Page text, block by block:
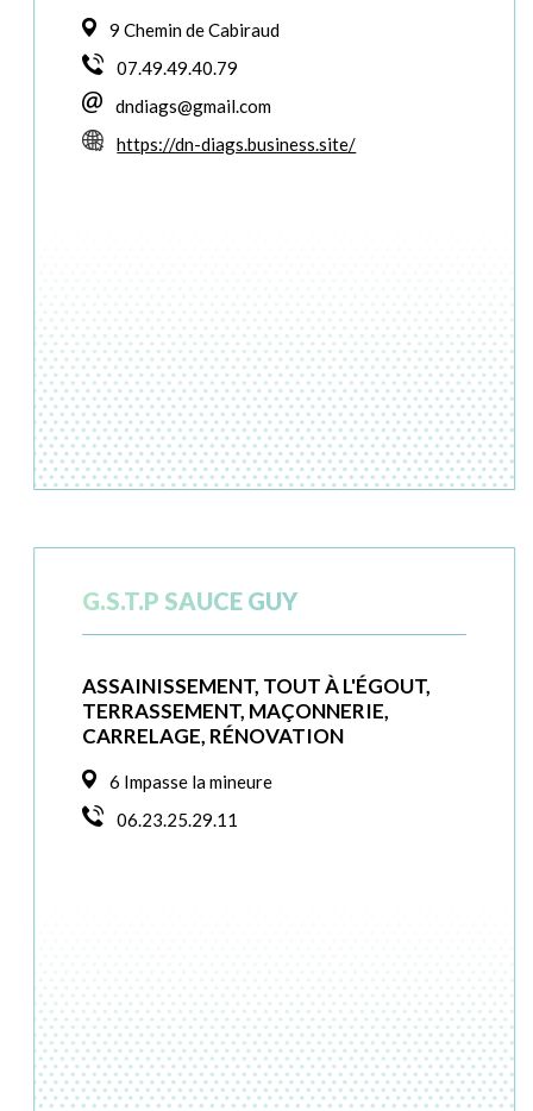
9 Chemin de Cabiraud
07.49.49.40.79
dndiags@gmail.com
https://dn-diags.business.site/
G.S.T.P SAUCE GUY
ASSAINISSEMENT, TOUT À L'ÉGOUT,
TERRASSEMENT, MAÇONNERIE,
CARRELAGE, RÉNOVATION
6 Impasse la mineure
06.23.25.29.11